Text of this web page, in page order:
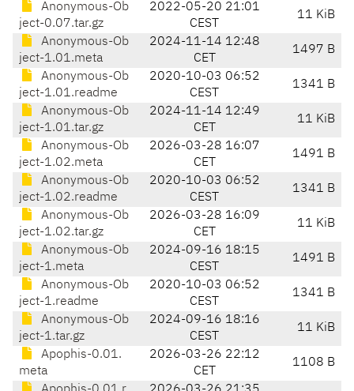
Anonymous-Ob
ject-0.07.tar.gz
2022-05-20 21:01
CEST
11 KiB
Anonymous-Ob
ject-1.01.meta
2024-11-14 12:48
CET
1497 B
Anonymous-Ob
ject-1.01.readme
2020-10-03 06:52
CEST
1341 B
Anonymous-Ob
ject-1.01.tar.gz
2024-11-14 12:49
CET
11 KiB
Anonymous-Ob
ject-1.02.meta
2026-03-28 16:07
CET
1491 B
Anonymous-Ob
ject-1.02.readme
2020-10-03 06:52
CEST
1341 B
Anonymous-Ob
ject-1.02.tar.gz
2026-03-28 16:09
CET
11 KiB
Anonymous-Ob
ject-1.meta
2024-09-16 18:15
CEST
1491 B
Anonymous-Ob
ject-1.readme
2020-10-03 06:52
CEST
1341 B
Anonymous-Ob
ject-1.tar.gz
2024-09-16 18:16
CEST
11 KiB
Apophis-0.01.
meta
2026-03-26 22:12
CET
1108 B